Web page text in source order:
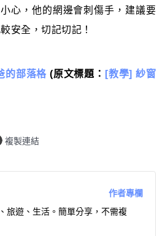
心，他的網邊會刺傷手，建議要
安全，切記切記！
的部落格 (原文標題： [教學] 紗窗
複製連結
作者專欄
旅遊、生活。簡單分享，不需複